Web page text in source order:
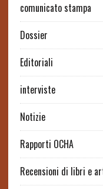
comunicato stampa
Dossier
Editoriali
interviste
Notizie
Rapporti OCHA
Recensioni di libri e